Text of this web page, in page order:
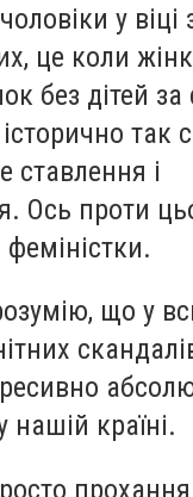
у
це коли
без дітей за
так
ставлення і
Ось проти
що у
нашій країні.